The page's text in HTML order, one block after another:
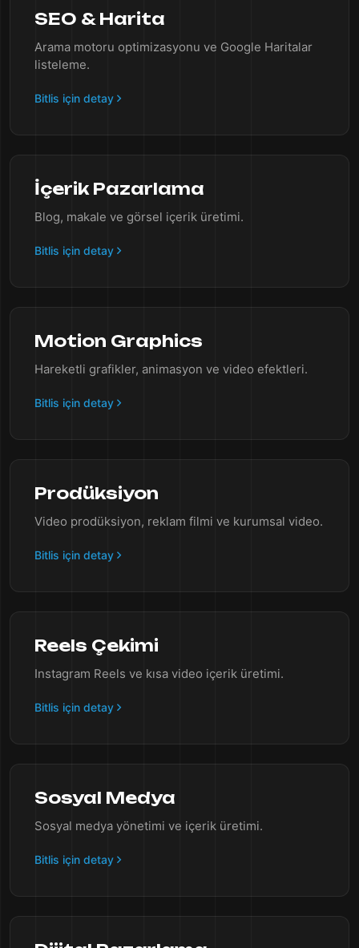
SEO & Harita
Arama motoru optimizasyonu ve Google Haritalar
listeleme.
Bitlis için detay
İçerik Pazarlama
Blog, makale ve görsel içerik üretimi.
Bitlis için detay
Motion Graphics
Hareketli grafikler, animasyon ve video efektleri.
Bitlis için detay
Prodüksiyon
Video prodüksiyon, reklam filmi ve kurumsal video.
Bitlis için detay
Reels Çekimi
Instagram Reels ve kısa video içerik üretimi.
Bitlis için detay
Sosyal Medya
Sosyal medya yönetimi ve içerik üretimi.
Bitlis için detay